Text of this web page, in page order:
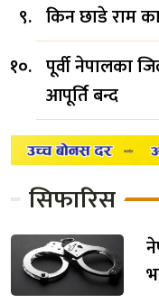
किन छाडे राम
पूर्वी नेपालका
आपूर्ति बन्द
सिफारिस